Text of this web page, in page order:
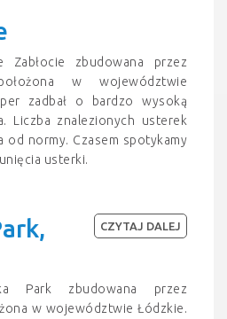
Zabłocie zbudowana przez
w województwie
zadbał o bardzo wysoką
Liczba znalezionych usterek
od normy. Czasem spotykamy
usterki.
Park zbudowana przez
w województwie Łódzkie.
CZYTAJ DALEJ